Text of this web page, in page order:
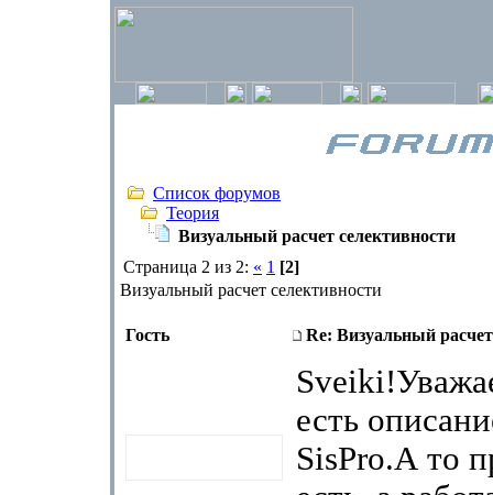
Список форумов
Теория
Визуальный расчет селективности
Страница 2 из 2: « 1 [2]
Визуальный расчет селективности
Гость Re: Визуальный
есть
SisPro.А то